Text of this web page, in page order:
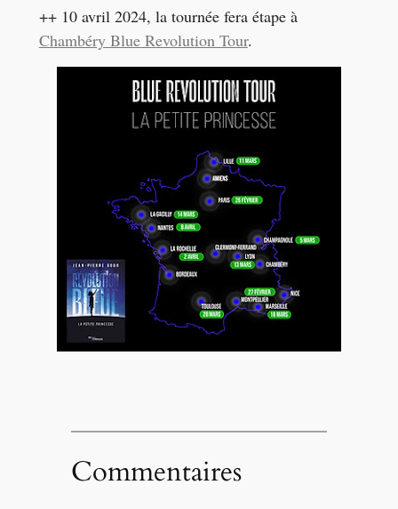
++ 10 avril 2024, la tournée fera étape à
Chambéry Blue Revolution Tour.
Commentaires